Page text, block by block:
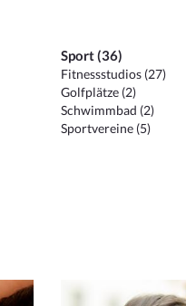
Sport (36)
Fitnessstudios (27)
Golfplätze (2)
Schwimmbad (2)
Sportvereine (5)